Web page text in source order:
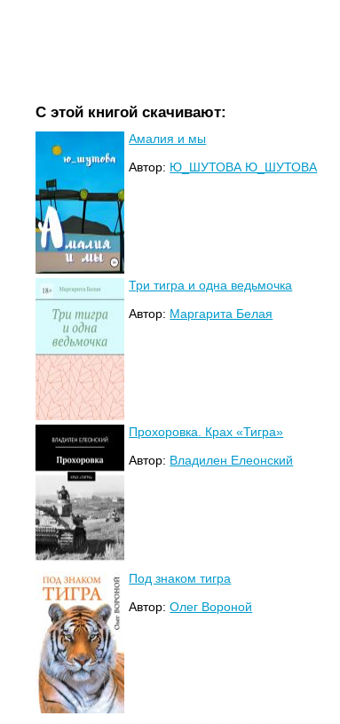
С этой книгой скачивают:
Амалия и мы
Автор: Ю_ШУТОВА Ю_ШУТОВА
Три тигра и одна ведьмочка
Автор: Маргарита Белая
Прохоровка. Крах «Тигра»
Автор: Владилен Елеонский
Под знаком тигра
Автор:Олег Вороной